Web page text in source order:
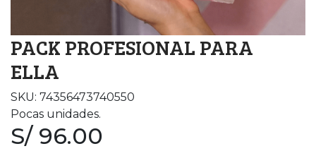
PACK PROFESIONAL PARA
ELLA
SKU: 74356473740550
Pocas unidades.
S/ 96.00